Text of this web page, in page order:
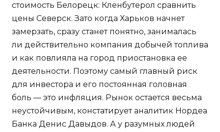
стоимость Белорецк: Кленбутерол сравнить
цены Северск. Зато когда Харьков начнет
замерзать, сразу станет понятно, занималась
ли действительно компания добычей топлива
и как повлияла на город приостановка ее
деятельности. Поэтому самый главный риск
для инвестора и его постоянная головная
боль — это инфляция. Рынок остается весьма
неустойчивым, констатирует аналитик Нордеа
Банка Денис Давыдов. А у разумных людей